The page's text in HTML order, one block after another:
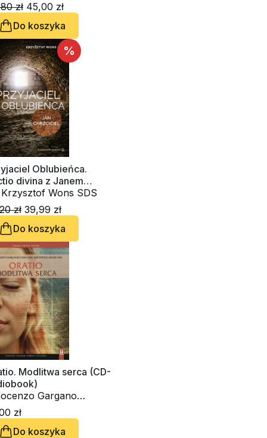
zł 45,00 zł
Do koszyka
%
Oblubieńca.
divina z Janem
Wons SDS
zł 39,99 zł
Do koszyka
Modlitwa serca (CD-
Gargano
ks. Krzysztof
SDS
zł
Do koszyka